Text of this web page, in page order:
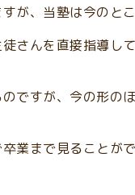
が、当塾は今のとこ
さんを直接指導し
ですが、今の形の
業まで見ることが